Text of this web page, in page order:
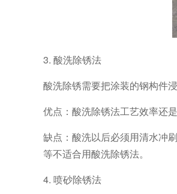
3. 酸洗除锈法
酸洗除锈需要把涂装的钢构件
优点：酸洗除锈法工艺效率还
缺点：酸洗以后必须用清水冲
等不适合用酸洗除锈法。
4. 喷砂除锈法